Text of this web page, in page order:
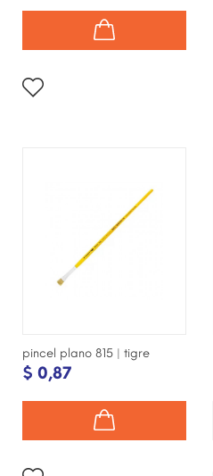
pincel plano 815 | tigre
$ 0,87